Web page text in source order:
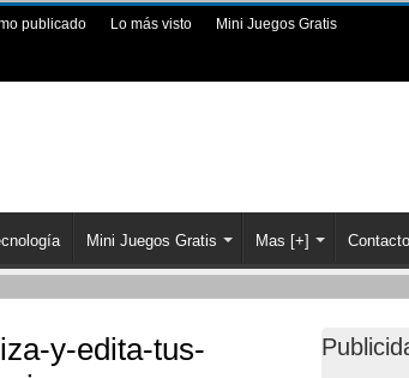
publicado Lo más visto Mini Juegos Gratis
Mini Juegos Gratis Mas [+] Contacto
y-edita-tus-